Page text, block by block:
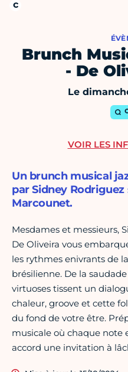
Brunch
- De
Le
Un brunch musical
par Sidney
Marcounet.
Mesdames et messieurs,
De Oliveira vous
les rythmes enivrants de
brésilienne. De la
virtuoses tissent un
chaleur, groove et cette
du fond de votre être.
musicale où chaque note
accord une invitation à
VOIR LES